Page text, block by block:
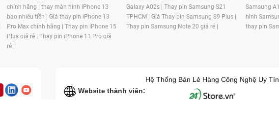
chính hãng | thay màn hình iPhone 13
bao nhiêu tiền | Giá thay pin iPhone 13
Pro Max chính hãng | Thay pin iPhone 15
Plus giá rẻ | Thay pin iPhone 11 Pro giá
rẻ |
Galaxy A02s | Thay pin Samsung S21
TPHCM | Giá Thay pin Samsung S9 Plus |
Thay pin Samsung Note 20 giá rẻ |
Samsung
hình
thay pin
Website thành viên:
Hệ Thống Bán Lẻ Hàng Công Nghệ Uy Tín